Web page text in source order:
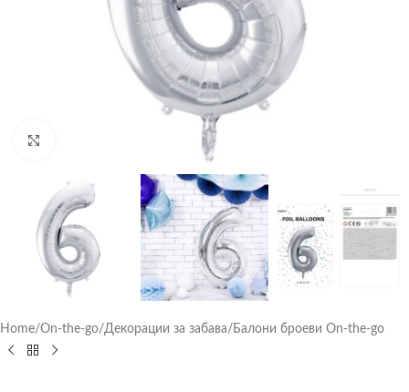
Home/On-the-go/Декорации за забава/ Балони броеви On-the-go